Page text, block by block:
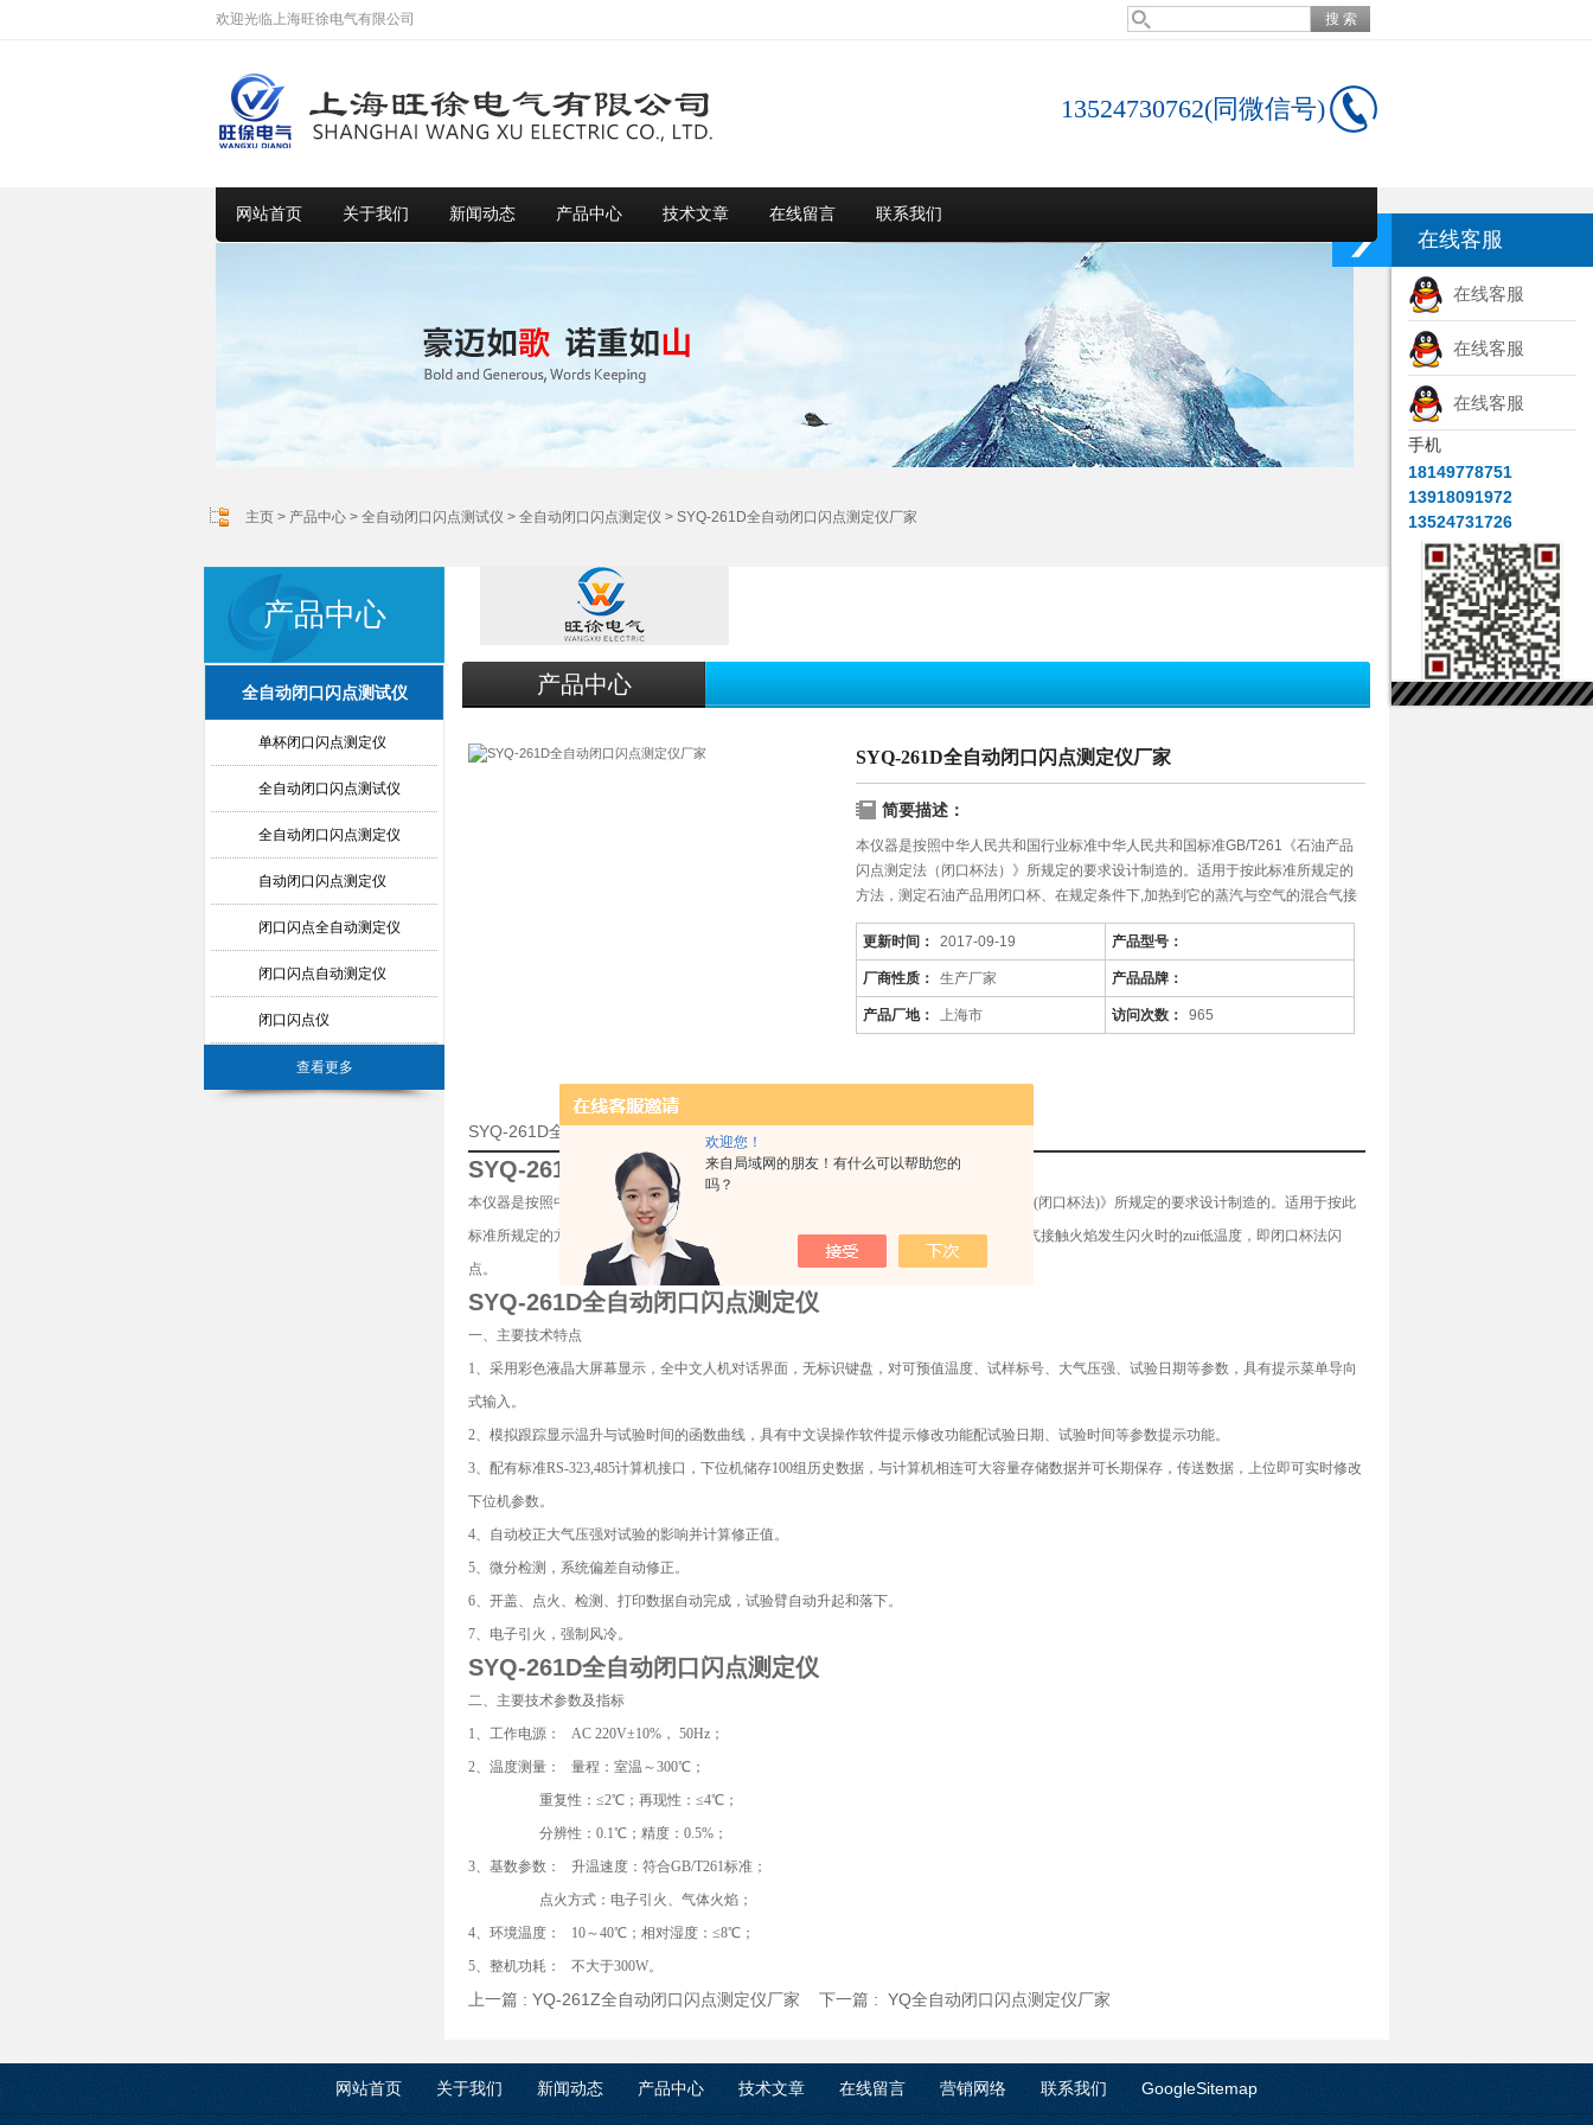
欢迎您！
来自局域网的朋友！有什么可以帮助您的
吗？
欢迎光临上海旺徐电气有限公司
13524730762(同微信号)
网站首页 关于我们 新闻动态 产品中心 技术文章 在线留言 联系我们
主页 > 产品中心 > 全自动闭口闪点测试仪 > 全自动闭口闪点测定仪 > SYQ-261D全自动闭口闪点测定仪厂家
产品中心
全自动闭口闪点测试仪
单杯闭口闪点测定仪
全自动闭口闪点测试仪
全自动闭口闪点测定仪
自动闭口闪点测定仪
闭口闪点全自动测定仪
闭口闪点自动测定仪
闭口闪点仪
查看更多
产品中心
SYQ-261D全自动闭口闪点测定仪厂家
简要描述：
本仪器是按照中华人民共和国行业标准中华人民共和国标准GB/T261《石油产品
闪点测定法（闭口杯法）》所规定的要求设计制造的。适用于按此标准所规定的
方法，测定石油产品用闭口杯、在规定条件下,加热到它的蒸汽与空气的混合气接
更新时间： 2017-09-19 产品型号：
厂商性质： 生产厂家 产品品牌：
产品厂地： 上海市 访问次数： 965
SYQ-261D全自动闭口闪点测定仪厂家的详细资料：
SYQ-261D全 自动闭口闪点测定仪
本仪器是按照中华人民共和国行业标准中华人民共和国标准GB/T261《石油产品闪点测定法(闭口杯法)》所规定的要求设计制造的。适用于按此
标准所规定的方法，测定石油产品用闭口杯、在规定条件下,加热到它的蒸汽与空气的混合气接触火焰发生闪火时的zui低温度，即闭口杯法闪
点。
SYQ-261D全自动闭口闪点测定仪
一、主要技术特点
1、采用彩色液晶大屏幕显示，全中文人机对话界面，无标识键盘，对可预值温度、试样标号、大气压强、试验日期等参数，具有提示菜单导向
式输入。
2、模拟跟踪显示温升与试验时间的函数曲线，具有中文误操作软件提示修改功能配试验日期、试验时间等参数提示功能。
3、配有标准RS-323,485计算机接口，下位机储存100组历史数据，与计算机相连可大容量存储数据并可长期保存，传送数据，上位即可实时修改
下位机参数。
4、自动校正大气压强对试验的影响并计算修正值。
5、微分检测，系统偏差自动修正。
6、开盖、点火、检测、打印数据自动完成，试验臂自动升起和落下。
7、电子引火，强制风冷。
SYQ-261D全自动闭口闪点测定仪
二、主要技术参数及指标
1、工作电源： AC 220V±10%， 50Hz；
2、温度测量： 量程：室温～300℃；
重复性：≤2℃；再现性：≤4℃；
分辨性：0.1℃；精度：0.5%；
3、基数参数： 升温速度：符合GB/T261标准；
点火方式：电子引火、气体火焰；
4、环境温度： 10～40℃；相对湿度：≤8℃；
5、整机功耗： 不大于300W。
上一篇 : YQ-261Z全自动闭口闪点测定仪厂家 下一篇 : YQ全自动闭口闪点测定仪厂家
网站首页 关于我们 新闻动态 产品中心 技术文章 在线留言 营销网络 联系我们 GoogleSitemap
在线客服
在线客服
在线客服
在线客服
手机
18149778751
13918091972
13524731726